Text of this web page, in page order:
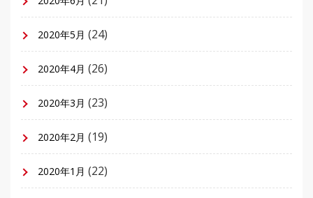
2020年5月 (24)
2020年4月 (26)
2020年3月 (23)
2020年2月 (19)
2020年1月 (22)